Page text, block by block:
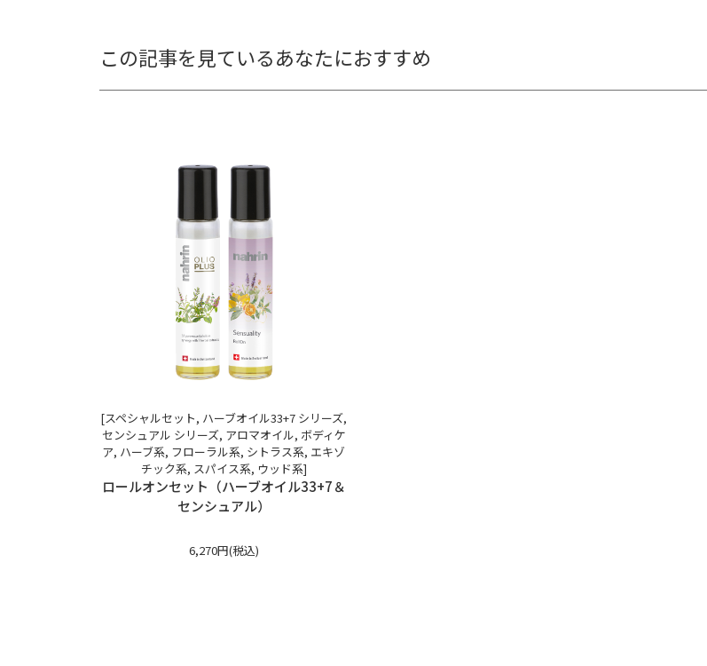
この記事を見ているあなたにおすすめ
[スペシャルセット, ハーブオイル33+7 シリーズ,
センシュアル シリーズ, アロマオイル, ボディケ
ア, ハーブ系, フローラル系, シトラス系, エキゾ
チック系, スパイス系, ウッド系]
ロールオンセット（ハーブオイル33+7＆
センシュアル）
6,270円(税込)